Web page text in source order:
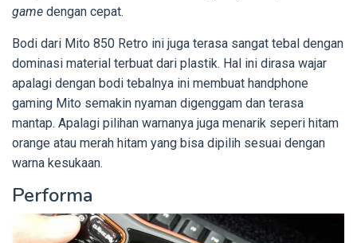
game dengan cepat.
Bodi dari Mito 850 Retro ini juga terasa sangat tebal dengan
dominasi material terbuat dari plastik. Hal ini dirasa wajar
apalagi dengan bodi tebalnya ini membuat handphone
gaming Mito semakin nyaman digenggam dan terasa
mantap. Apalagi pilihan warnanya juga menarik seperi hitam
orange atau merah hitam yang bisa dipilih sesuai dengan
warna kesukaan.
Performa